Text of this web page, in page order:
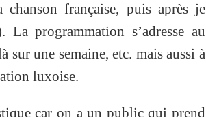
française, puis après je
programmation s’adresse au
une semaine, etc. mais aussi à
luxoise.
car on a un public qui prend